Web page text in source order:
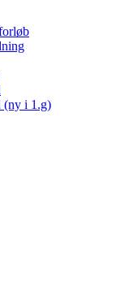
(ny i 1.g)